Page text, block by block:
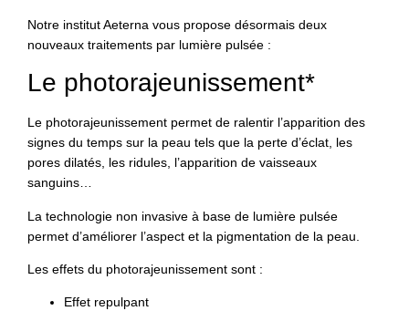
Notre institut Aeterna vous propose désormais deux
nouveaux traitements par lumière pulsée :
Le photorajeunissement*
Le photorajeunissement permet de ralentir l’apparition des
signes du temps sur la peau tels que la perte d’éclat, les
pores dilatés, les ridules, l’apparition de vaisseaux
sanguins…
La technologie non invasive à base de lumière pulsée
permet d’améliorer l’aspect et la pigmentation de la peau.
Les effets du photorajeunissement sont :
Effet repulpant